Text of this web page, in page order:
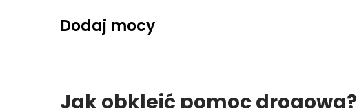
Dodaj mocy
Jak obkleić pomoc drogowa?